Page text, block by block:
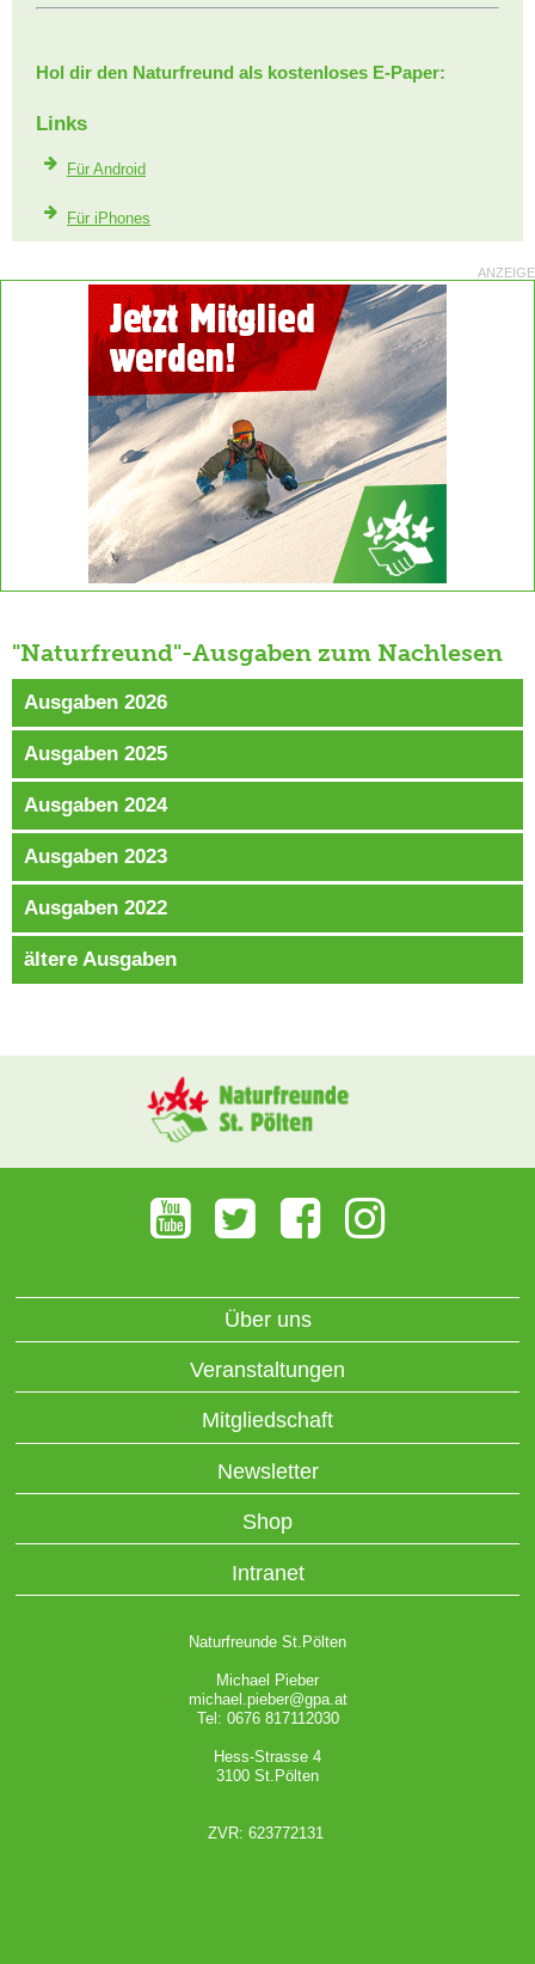
Hol dir den Naturfreund als kostenloses E-Paper:
Links
Für Android
Für iPhones
ANZEIGE
"Naturfreund"-Ausgaben zum Nachlesen
Ausgaben 2026
Ausgaben 2025
Ausgaben 2024
Ausgaben 2023
Ausgaben 2022
ältere Ausgaben
Über uns
Veranstaltungen
Mitgliedschaft
Newsletter
Shop
Intranet
Naturfreunde St.Pölten
Michael Pieber
michael.pieber@gpa.at
Tel: 0676 817112030
Hess-Strasse 4
3100 St.Pölten
ZVR: 623772131